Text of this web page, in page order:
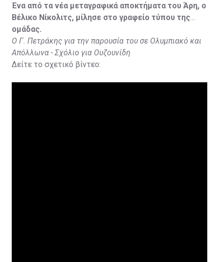
Ένα από τα νέα μεταγραφικά αποκτήματα του Άρη, ο
Βέλικο Νίκολιτς, μίλησε στο γραφείο τύπου της
ομάδας.
Ο Γ. Πετράκης για την παρουσία του σε Ολυμπιακό και
Απόλλωνα - Σχόλιο για Ουζουνίδη
Δείτε το σχετικό βίντεο: